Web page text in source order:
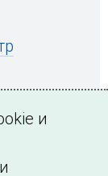
и